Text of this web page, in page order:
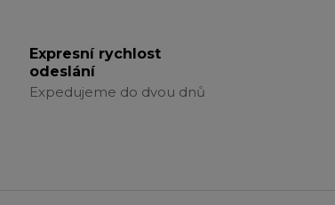
Expresní rychlost
odeslání
Expedujeme do dvou dnů